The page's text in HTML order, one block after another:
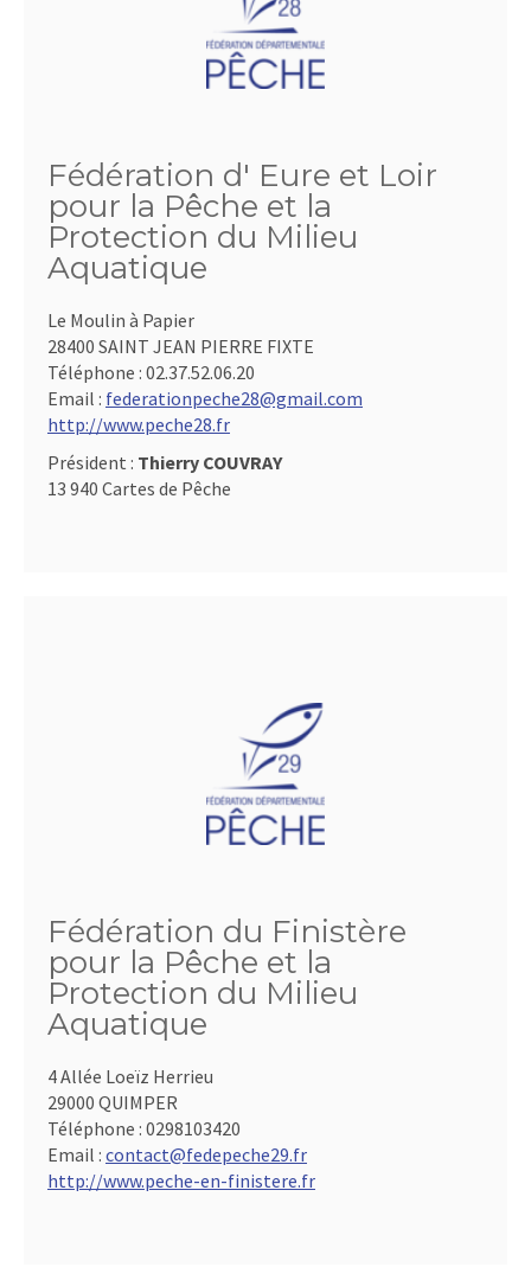
Fédération d' Eure et Loir
pour la Pêche et la
Protection du Milieu
Aquatique
Le Moulin à Papier
28400 SAINT JEAN PIERRE FIXTE
Téléphone : 02.37.52.06.20
Email : federationpeche28@gmail.com
http://www.peche28.fr
Président : Thierry COUVRAY
13 940 Cartes de Pêche
Fédération du Finistère
pour la Pêche et la
Protection du Milieu
Aquatique
4 Allée Loeïz Herrieu
29000 QUIMPER
Téléphone : 0298103420
Email : contact@fedepeche29.fr
http://www.peche-en-finistere.fr